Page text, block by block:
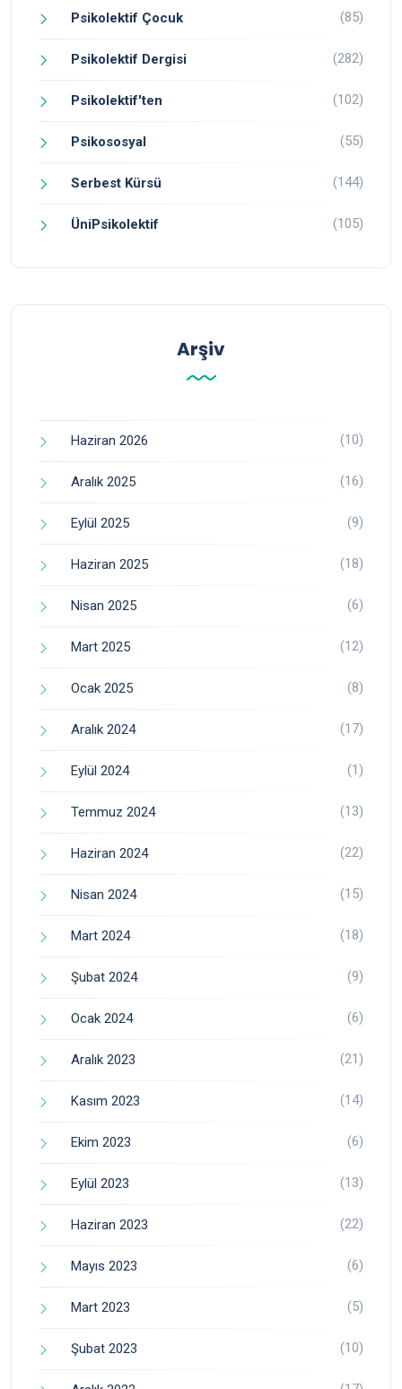
Psikolektif Çocuk (85)
Psikolektif Dergisi (282)
Psikolektif'ten (102)
Psikososyal (55)
Serbest Kürsü (144)
ÜniPsikolektif (105)
Arşiv
Haziran 2026 (10)
Aralık 2025 (16)
Eylül 2025 (9)
Haziran 2025 (18)
Nisan 2025 (6)
Mart 2025 (12)
Ocak 2025 (8)
Aralık 2024 (17)
Eylül 2024 (1)
Temmuz 2024 (13)
Haziran 2024 (22)
Nisan 2024 (15)
Mart 2024 (18)
Şubat 2024 (9)
Ocak 2024 (6)
Aralık 2023 (21)
Kasım 2023 (14)
Ekim 2023 (6)
Eylül 2023 (13)
Haziran 2023 (22)
Mayıs 2023 (6)
Mart 2023 (5)
Şubat 2023 (10)